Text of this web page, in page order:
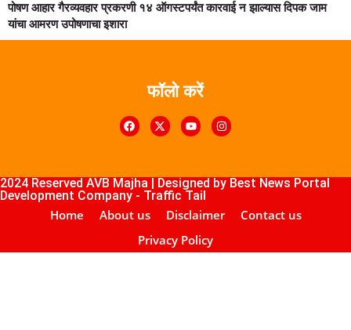
पोषण आहार गैरव्यवहार प्रकरणी १४ ऑगस्टपर्यंत कारवाई न झाल्यास दिपक जाम
यांचा आमरण उपोषणाचा इशारा
फॉलो करें
2024 Reserved AVB Majha | Designed by Best News Portal
Development Company - Traffic Tail
Home About us Disclaimer
Contact us
Privacy Policy